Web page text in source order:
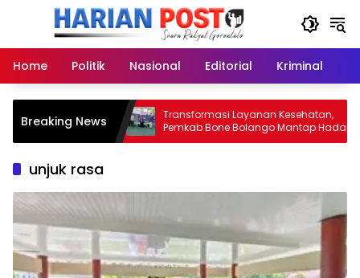
Home
Politik Nasional Editorial Kriminal
Breaking News
Pemkab
Genjot Jalan
Transformasi Layanan Kesehatan,
Pemkab Bone Bolango Mantap Hadapi
Penilaian Posyandu
unjuk rasa